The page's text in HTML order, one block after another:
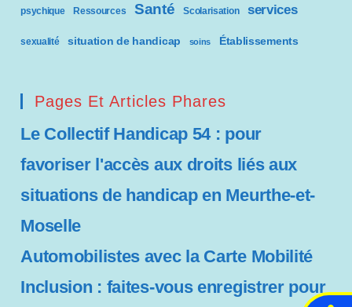
psychique Ressources Santé Scolarisation services
sexualité situation de handicap soins Établissements
Pages Et Articles Phares
Le Collectif Handicap 54 : pour
favoriser l'accès aux droits liés aux
situations de handicap en Meurthe-et-
Moselle
Automobilistes avec la Carte Mobilité
Inclusion : faites-vous enregistrer pour